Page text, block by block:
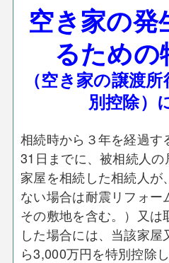
空き家の発
るための
（空き家の譲渡
別控除）
相続時から３年を経過す
31日までに、被相続人
家屋を相続した相続人
ない場合は耐震リフォー
その敷地を含む。）又は
した場合には、当該家
ら3,000万円を特別控除し